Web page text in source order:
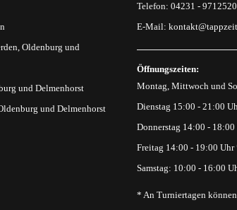
Oldenburg und
und Delmenhorst
und Delmenhorst
Telefon: 04231 - 9712520
E-Mail:
Öffnungszeiten:
Montag, Mittwoch und
Dienstag 15:00 - 21:00
Donnerstag 14:00 -
Freitag 14:00 - 19:00
Samstag: 10:00 - 16:00
* An Turniertagen